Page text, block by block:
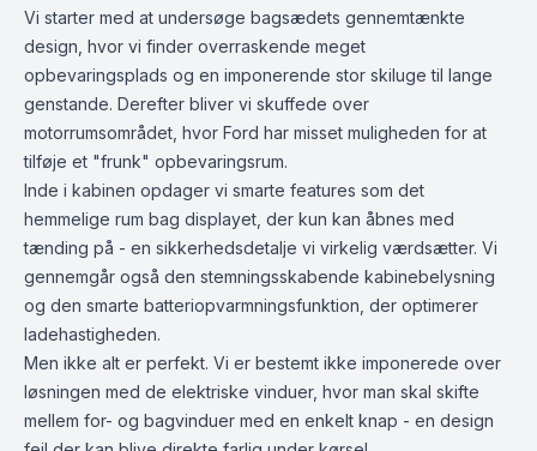
Vi starter med at undersøge bagsædets gennemtænkte
design, hvor vi finder overraskende meget
opbevaringsplads og en imponerende stor skiluge til lange
genstande. Derefter bliver vi skuffede over
motorrumsområdet, hvor Ford har misset muligheden for at
tilføje et "frunk" opbevaringsrum.
Inde i kabinen opdager vi smarte features som det
hemmelige rum bag displayet, der kun kan åbnes med
tænding på - en sikkerhedsdetalje vi virkelig værdsætter. Vi
gennemgår også den stemningsskabende kabinebelysning
og den smarte batteriopvarmningsfunktion, der optimerer
ladehastigheden.
Men ikke alt er perfekt. Vi er bestemt ikke imponerede over
løsningen med de elektriske vinduer, hvor man skal skifte
mellem for- og bagvinduer med en enkelt knap - en design